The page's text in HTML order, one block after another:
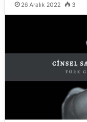
26 Aralık 2022 3